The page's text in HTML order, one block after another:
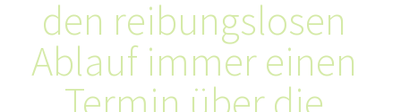
den reibungslosen
Ablauf immer einen